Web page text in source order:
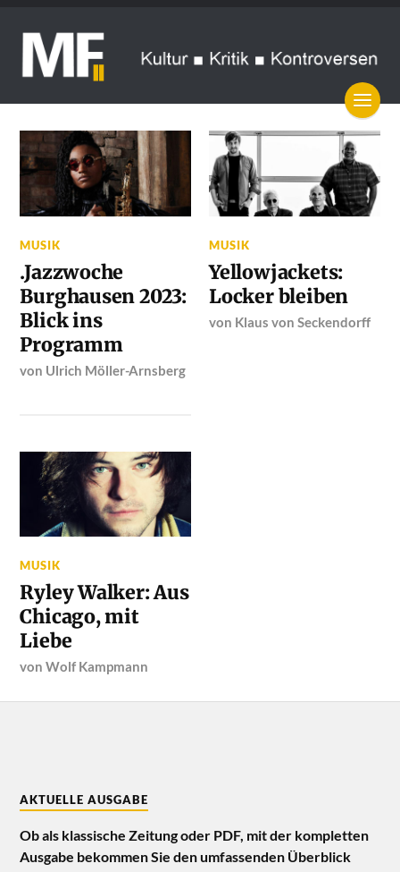
MUSIK
.Jazzwoche
Burghausen 2023:
Blick ins
Programm
von Ulrich Möller-Arnsberg
MUSIK
Yellowjackets:
Locker bleiben
von Klaus von Seckendorff
MUSIK
Ryley Walker: Aus
Chicago, mit
Liebe
vonWolf Kampmann
AKTUELLE AUSGABE
Ob als klassische Zeitung oder PDF, mit der kompletten
Ausgabe bekommen Sie den umfassenden Überblick